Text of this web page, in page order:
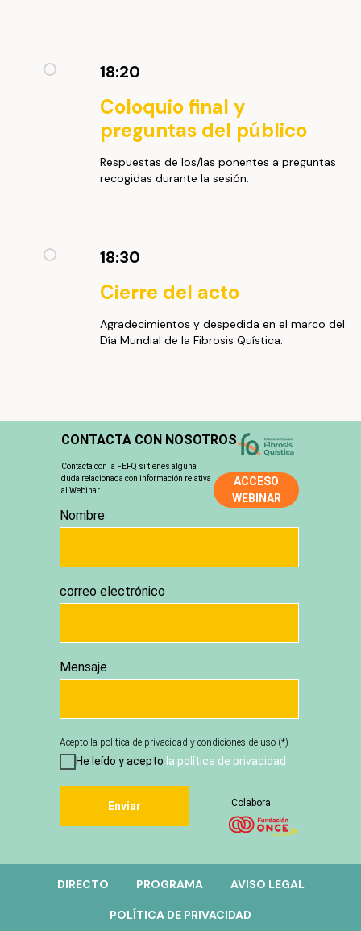
18:20
Coloquio final y
preguntas del público
Respuestas de los/las ponentes a preguntas
recogidas durante la sesión.
18:30
Cierre del acto
Agradecimientos y despedida en el marco del
Día Mundial de la Fibrosis Quística.
Nombre
correo electrónico
Mensaje
Acepto la política de privacidad y condiciones de uso (*)
He leído y acepto la política de privacidad
Enviar
CONTACTA CON NOSOTROS
ACCESO
WEBINAR
Contacta con la FEFQ si tienes alguna
duda relacionada con información relativa
al Webinar.
Colabora
DIRECTO PROGRAMA AVISO LEGAL
POLÍTICA DE PRIVACIDAD